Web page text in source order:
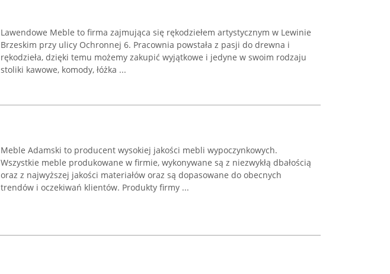
Lawendowe Meble to firma zajmująca się rękodziełem artystycznym w Lewinie
Brzeskim przy ulicy Ochronnej 6. Pracownia powstała z pasji do drewna i
rękodzieła, dzięki temu możemy zakupić wyjątkowe i jedyne w swoim rodzaju
stoliki kawowe, komody, łóżka ...
Meble Adamski to producent wysokiej jakości mebli wypoczynkowych.
Wszystkie meble produkowane w firmie, wykonywane są z niezwykłą dbałością
oraz z najwyższej jakości materiałów oraz są dopasowane do obecnych
trendów i oczekiwań klientów. Produkty firmy ...